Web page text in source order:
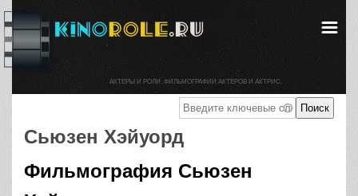
Сьюзен Хэйуорд
Фильмография Сьюзен
АКТЕРЫ И РОЛИ. ФИЛЬМОГРАФИИ АКТЕРОВ И АКТРИС.